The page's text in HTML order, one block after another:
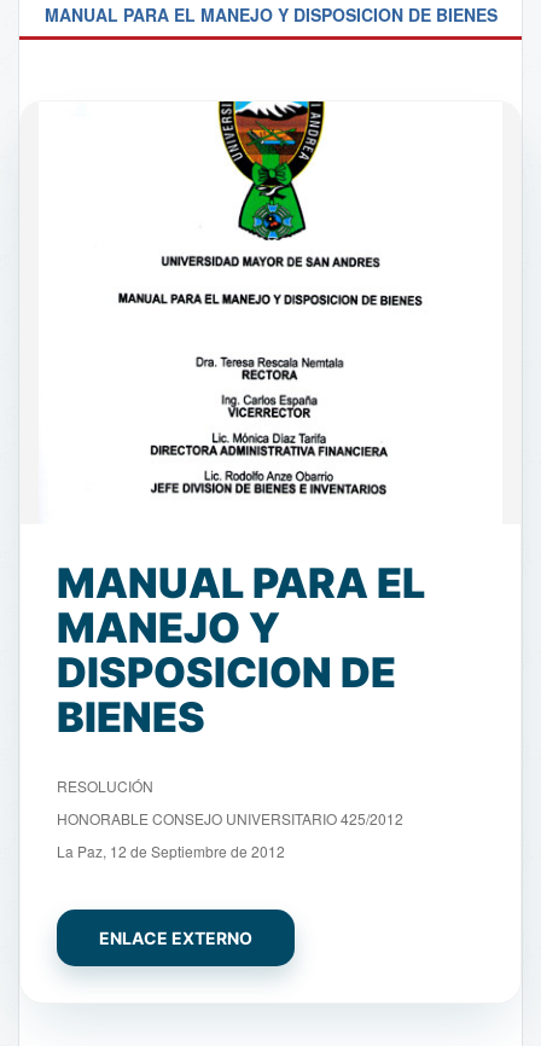
MANUAL PARA EL MANEJO Y DISPOSICION DE BIENES
MANUAL PARA EL
MANEJO Y
DISPOSICION DE
BIENES
RESOLUCIÓN
HONORABLE CONSEJO UNIVERSITARIO 425/2012
La Paz, 12 de Septiembre de 2012
ENLACE EXTERNO